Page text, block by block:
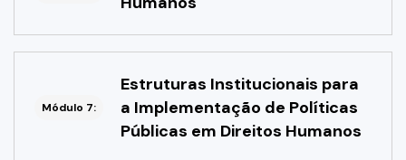
Módulo 7:
Estruturas Institucionais para
a Implementação de Políticas
Públicas em Direitos Humanos